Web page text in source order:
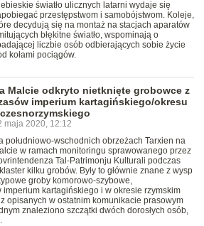
światło ulicznych latarni wydaje się
przestępstwom i samobójstwom. Koleje,
decydują się na montaż na stacjach aparatów
błękitne światło, wspominają o
liczbie osób odbierających sobie życie
kołami pociągów.
Malcie odkryto nietknięte grobowce z
imperium kartagińskiego/okresu
maja 2020, 12:12
południowo-wschodnich obrzeżach Tarxien na
w ramach monitoringu sprawowanego przez
Tal-Patrimonju Kulturali podczas
kilku grobów. Były to głównie znane z wysp
groby komorowo-szybowe,
imperium kartagińskiego i w okresie rzymskim
opisanych w ostatnim komunikacie prasowym
znaleziono szczątki dwóch dorosłych osób,